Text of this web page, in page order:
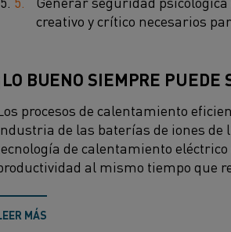
creativo y crítico necesarios
BUENO SIEMPRE PUEDE
procesos de calentamiento
de las baterías de iones de
de calentamiento
al mismo tiempo que
MÁS